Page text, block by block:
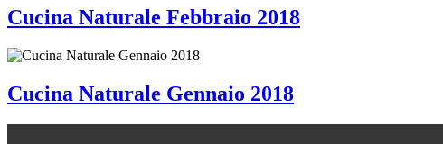
Cucina Naturale Febbraio 2018
Cucina Naturale Gennaio 2018